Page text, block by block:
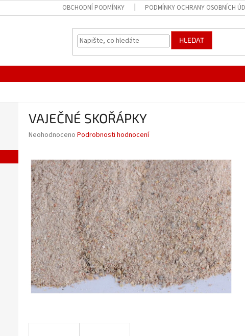
OBCHODNÍ PODMÍNKY PODMÍNKY OCHRANY OSOBNÍCH
HLEDAT
VAJEČNÉ SKOŘÁPKY
Průměrné
je
0,0
z
5
hvězdiček.
Neohodnoceno Podrobnosti hodnocení